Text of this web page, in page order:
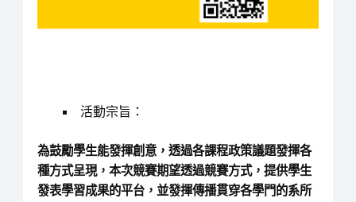
活動宗旨：
為鼓勵學生能發揮創意，透過各課程政策議題發揮各
種方式呈現，本次競賽期望透過競賽方式，提供學生
發表學習成果的平台，並發揮傳播貫穿各學門的系所